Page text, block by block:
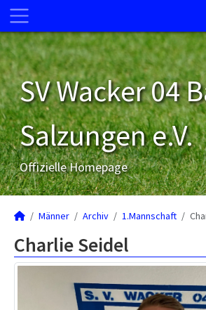
SV Wacker 04
Salzungen e.V.
Offizielle Homepage
Männer Archiv 1.Mannschaft
Charlie Seidel